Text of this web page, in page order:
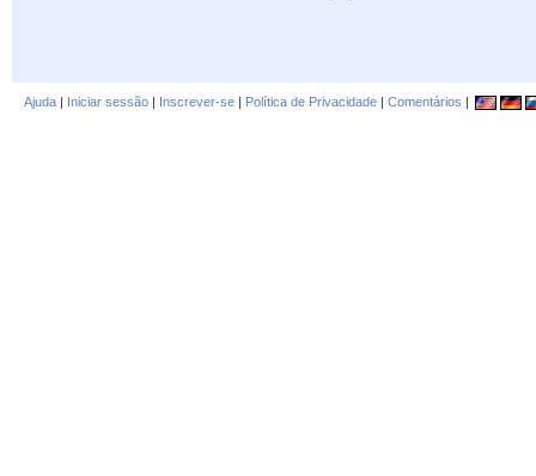
Ajuda | Iniciar sessão | Inscrever-se | Política de Privacidade | Comentários |